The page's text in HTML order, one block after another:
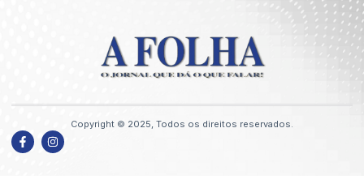
Copyright © 2025, Todos os direitos reservados.